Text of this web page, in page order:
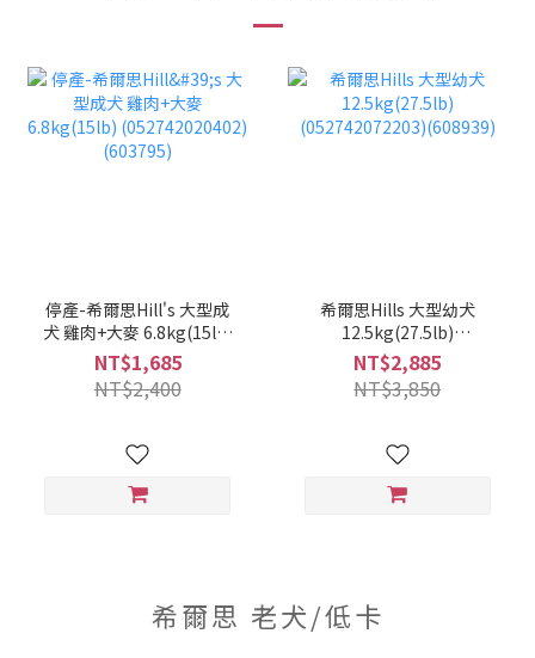
停產-希爾思Hill's 大型成
犬 雞肉+大麥 6.8kg(15lb)
(052742020402)(603795)
NT$1,685
NT$2,400
希爾思Hills 大型幼犬
12.5kg(27.5lb)
(052742072203)(608939)
NT$2,885
NT$3,850
希爾思 老犬/低卡